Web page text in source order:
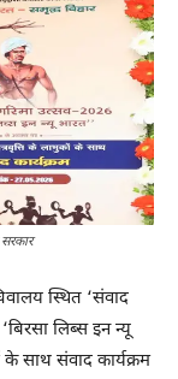
स्थित ‘संवाद
लिब्स इन न्यू
साथ संवाद कार्यक्रम